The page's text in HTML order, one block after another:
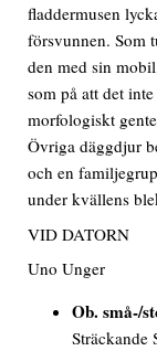
fladdermusen
försvunnen. Som
den med sin
som på att det
morfologiskt
Övriga däggdjur
och en
under kvällens
VID DATORN
Uno Unger
Ob. små-/
Sträckande